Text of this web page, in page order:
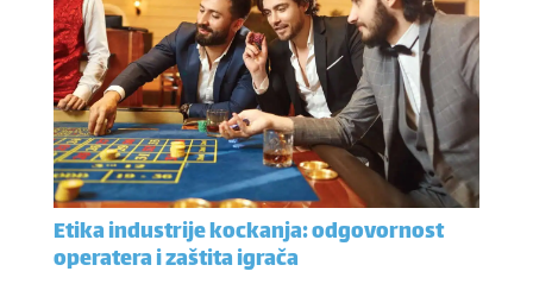
Etika industrije kockanja: odgovornost
operatera i zaštita igrača